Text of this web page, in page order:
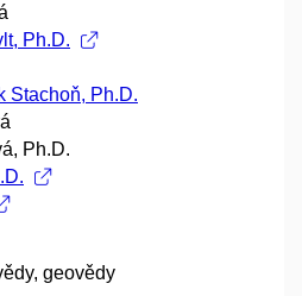
Ph.D.
Stachoň, Ph.D.
Ph.D.
geovědy